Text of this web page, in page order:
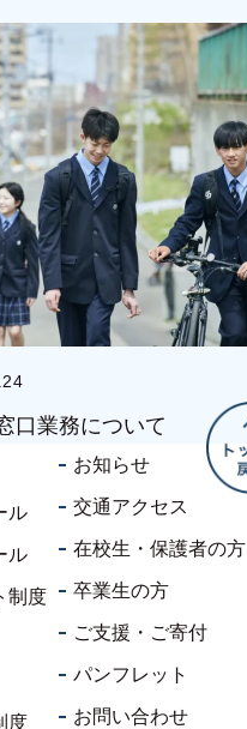
口業務について
ル
ル
制度
度
お知らせ
交通アクセス
在校生・保護者の方
卒業生の方
ご支援・ご寄付
パンフレット
お問い合わせ